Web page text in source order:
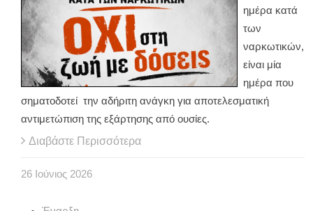
ημέρα κατά
των
ναρκωτικών,
είναι μία
ημέρα που
σηματοδοτεί την αδήριτη ανάγκη για αποτελεσματική
αντιμετώπιση της εξάρτησης από ουσίες.
Διαβάστε Περισσότερα
26 Ιούνιος 2026